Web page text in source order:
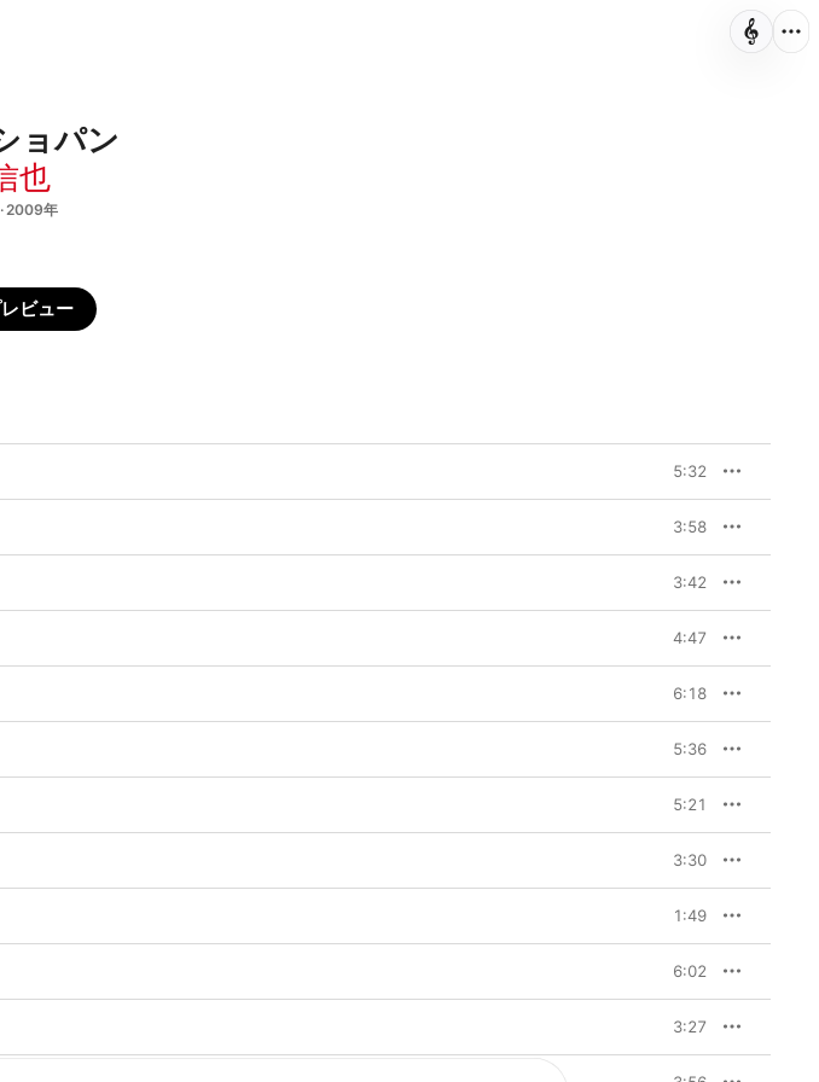
ョパン
也
2009年
ビュー
5:32
3:58
3:42
4:47
6:18
5:36
5:21
3:30
1:49
6:02
3:27